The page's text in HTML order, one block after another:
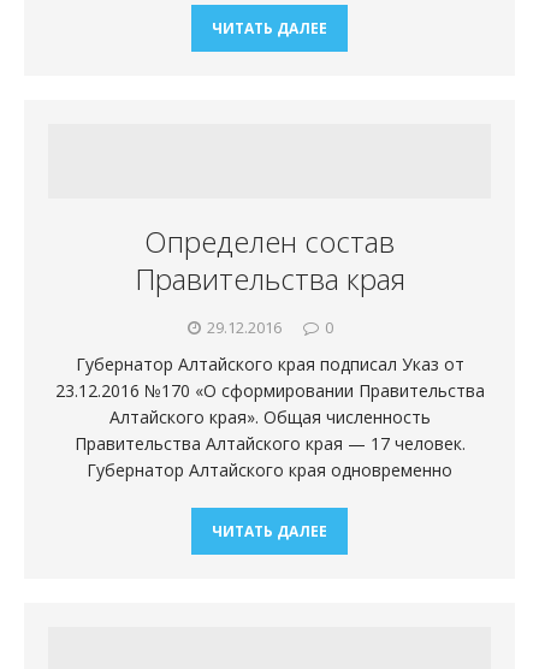
ЧИТАТЬ ДАЛЕЕ
Определен состав
Правительства края
29.12.2016 0
Губернатор Алтайского края подписал Указ от
23.12.2016 №170 «О сформировании Правительства
Алтайского края». Общая численность
Правительства Алтайского края — 17 человек.
Губернатор Алтайского края одновременно
ЧИТАТЬ ДАЛЕЕ